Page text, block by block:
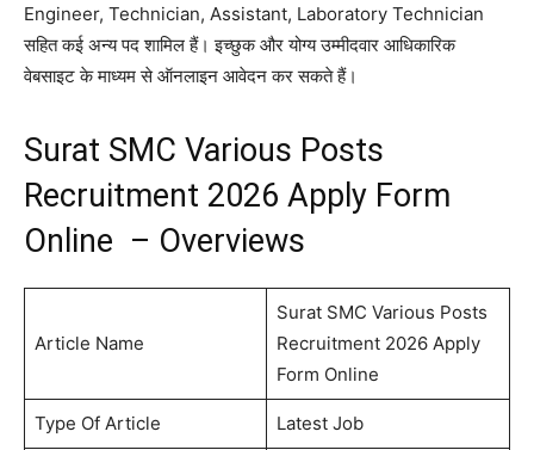
Engineer, Technician, Assistant, Laboratory Technician
सहित कई अन्य पद शामिल हैं। इच्छुक और योग्य उम्मीदवार आधिकारिक
वेबसाइट के माध्यम से ऑनलाइन आवेदन कर सकते हैं।
Surat SMC Various Posts
Recruitment 2026 Apply Form
Online – Overviews
Article Name
Surat SMC Various Posts
Recruitment 2026 Apply
Form Online
Type Of Article Latest Job